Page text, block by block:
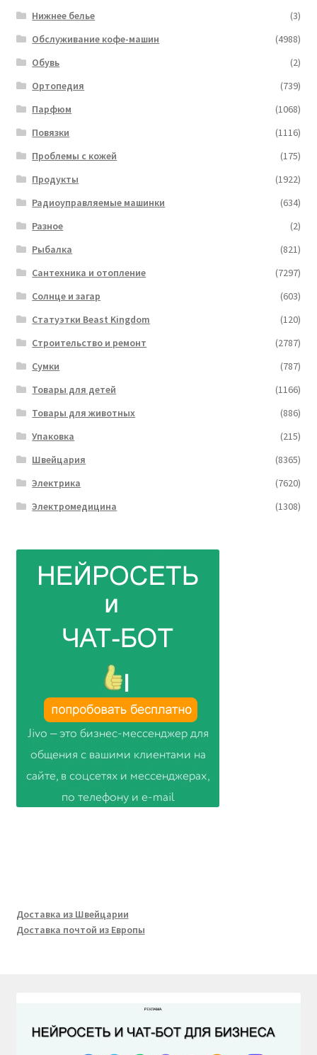
Нижнее белье
(3)
Обслуживание кофе-машин
(4988)
Обувь
(2)
Ортопедия
(739)
Парфюм
(1068)
Повязки
(1116)
Проблемы с кожей
(175)
Продукты
(1922)
Радиоуправляемые машинки
(634)
Разное
(2)
Рыбалка
(821)
Сантехника и отопление
(7297)
Солнце и загар
(603)
Статуэтки Beast Kingdom
(120)
Строительство и ремонт
(2787)
Сумки
(787)
Товары для детей
(1166)
Товары для животных
(886)
Упаковка
(215)
Швейцария
(8365)
Электрика
(7620)
Электромедицина
(1308)
Доставка из Швейцарии
Доставка почтой из Европы